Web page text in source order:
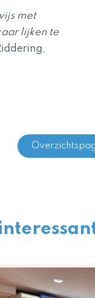
met
lijken te